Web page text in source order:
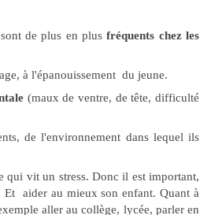
de plus en plusfréquents chez les
à l'épanouissement du jeune.
(maux de ventre, de tête, difficulté
de l'environnement dans lequel ils
qui vit un stress. Donc il est important,
Et aider au mieux son enfant. Quant à
aller au collège, lycée, parler en